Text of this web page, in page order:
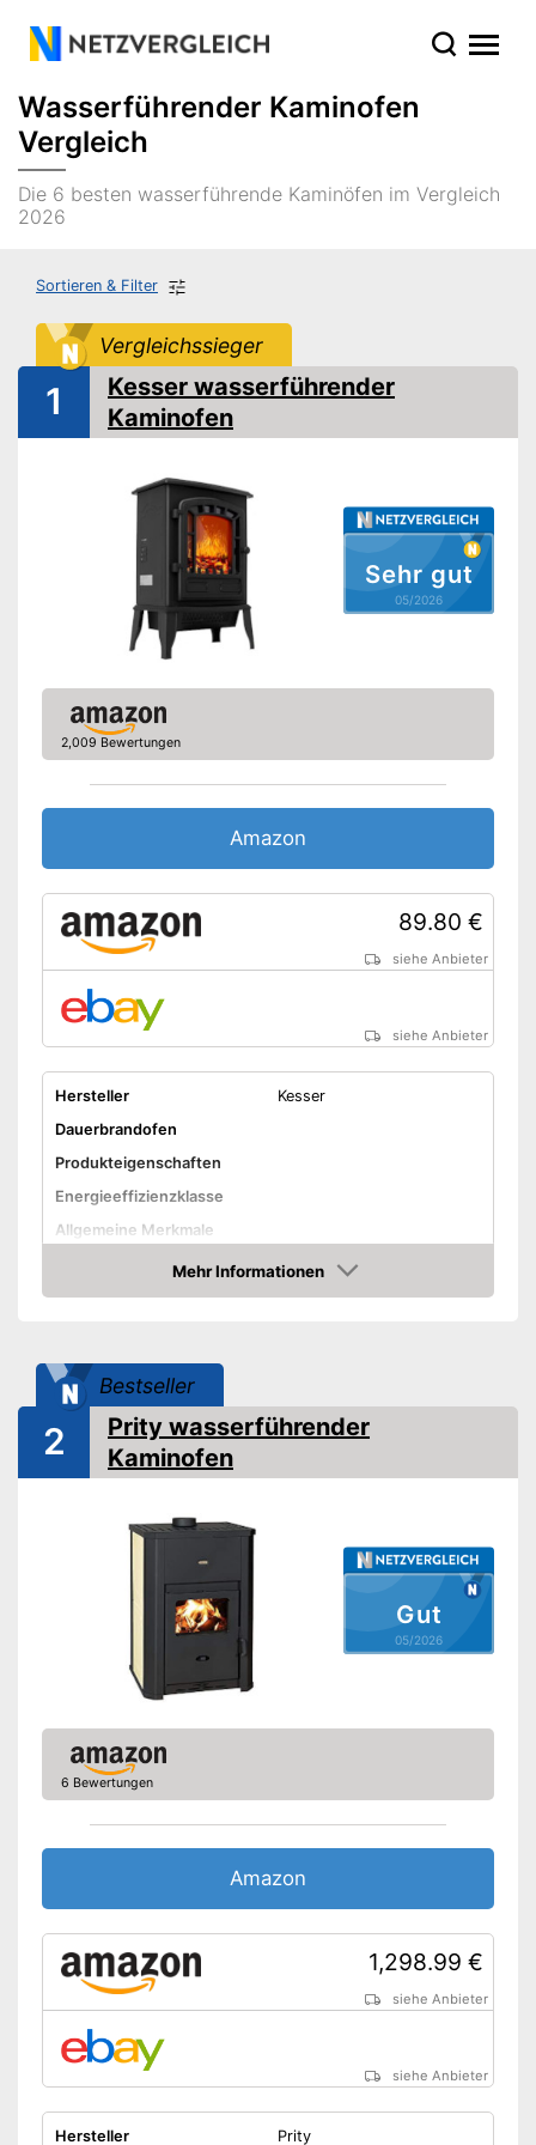
Wasserführender Kaminofen
Vergleich
Die 6 besten wasserführende Kaminöfen im Vergleich
2026
Sortieren & Filter
Vergleichssieger
Sehr gut
05/2026
1
Kesser wasserführender
Kaminofen
2,009 Bewertungen
Amazon
89.80 €
siehe Anbieter
siehe Anbieter
Hersteller
Kesser
Dauerbrandofen
Produkteigenschaften
Energieeffizienzklasse
Allgemeine Merkmale
Maße
22 x 38 x 57 cm
Gewicht
Amazon Lieferzeit
Mehr Informationen
Amazon
Bestseller
Gut
05/2026
2
Prity wasserführender
Kaminofen
6 Bewertungen
Amazon
1,298.99 €
siehe Anbieter
siehe Anbieter
Hersteller
Prity